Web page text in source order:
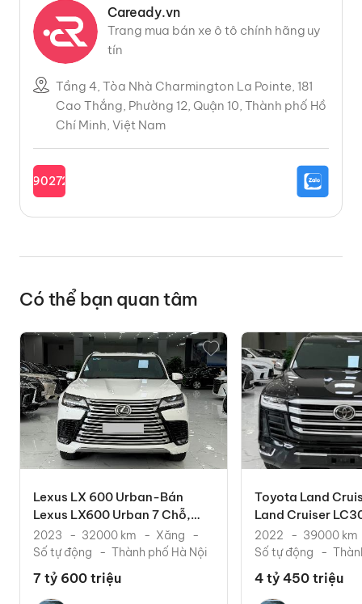
Caready.vn
Trang mua bán xe ô tô chính hãng uy
tín
Tầng 4, Tòa Nhà Charmington La Pointe, 181
Cao Thắng, Phường 12, Quận 10, Thành phố Hồ
Chí Minh, Việt Nam
0902727685
Có thể bạn quan tâm
Lexus LX 600 Urban-Bán
Lexus LX600 Urban 7 Chỗ,
Sản Xuất 2023. Xe Cực
2023 32000 km
Xăng
Số tự động
Thành phố Hà Nội
7 tỷ 600 triệu
Toyota Land
Land Cruiser
2022. Xe Chạy Ít.
2022
39000 km
Số tự động
4 tỷ 450 triệu